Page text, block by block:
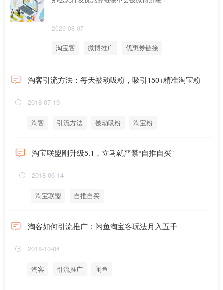
2026-08-07
淘宝客 微博推广 优惠券链接
淘客引流方法：每天被动吸粉，吸引150+精准淘宝粉
2018-07-19
淘客 引流方法 被动吸粉 淘宝粉
淘宝联盟刚升级5.1，立马就严禁“自推自买”
2018-06-14
淘宝联盟 自推自买
淘客如何引流推广：闲鱼淘宝客玩法月入五千
2018-10-04
淘客 引流推广 闲鱼